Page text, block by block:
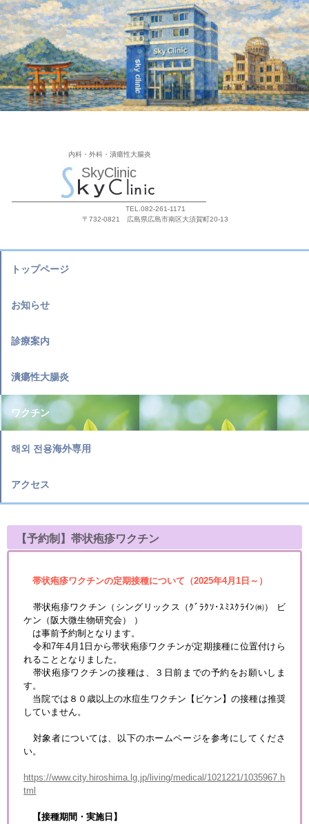
SkyClinic
内科・外科・潰瘍性大腸炎
TEL.082-261-1171
〒732-0821 広島県広島市南区大須賀町20-13
トップページ
お知らせ
診療案内
潰瘍性大腸炎
ワクチン
해외 전용海外専用
アクセス
【予約制】帯状疱疹ワクチン
帯状疱疹ワクチンの定期接種について（2025年4月1日～）
帯状疱疹ワクチン（シングリックス（ｸﾞﾗｸｿ･ｽﾐｽｸﾗｲﾝ㈱） ビ
ケン（阪大微生物研究会） ）
は事前予約制となります。
令和7年4月1日から帯状疱疹ワクチンが定期接種に位置付けら
れることとなりました。
帯状疱疹ワクチンの接種は、３日前までの予約をお願いしま
す。
当院では８０歳以上の水痘生ワクチン【ビケン】の接種は推奨
していません。
対象者については、以下のホームページを参考にしてくださ
い。
https://www.city.hiroshima.lg.jp/living/medical/1021221/1035967.h
tml
【接種期間・実施日】